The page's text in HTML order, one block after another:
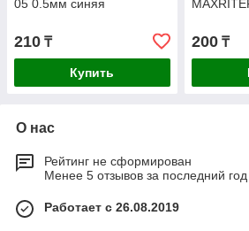
05 0.5мм синяя
210 ₸
Купить
200₸
О нас
Рейтинг не сформирован
Менее 5 отзывов за последний год
Работает с 26.08.2019